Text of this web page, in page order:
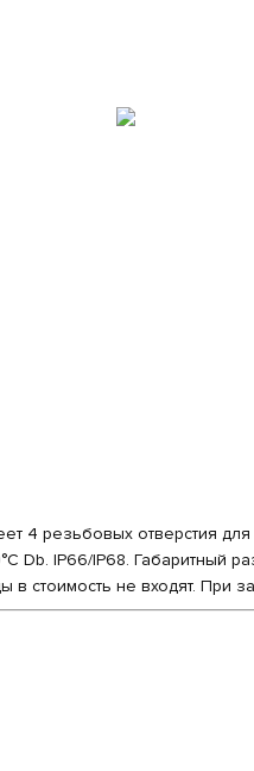
4 резьбовых отверстия
Db. IP66/IP68.
стоимость не входят. При